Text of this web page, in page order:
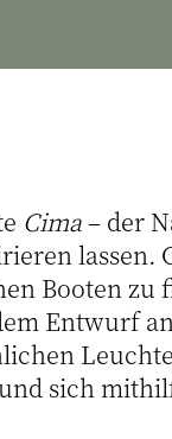
Cima– der
lassen.
Booten zu
Entwurf
sich